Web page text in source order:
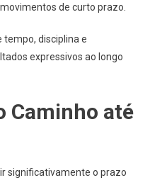
de curto prazo.
tempo, disciplina e
expressivos ao longo
Caminho até
significativamente o prazo